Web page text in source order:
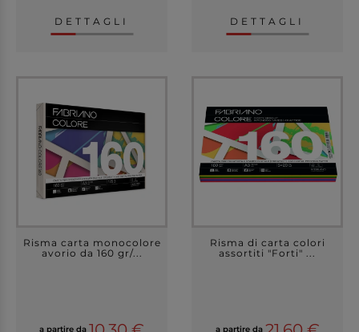
DETTAGLI DETTAGLI
Risma carta monocolore
avorio da 160 gr/...
a partire da
Risma di carta colori
assortiti "Forti" ...
a partire da